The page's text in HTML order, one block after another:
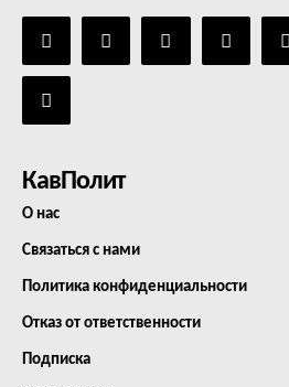
КавПолит
О нас
Связаться с нами
Политика конфиденциальности
Отказ от ответственности
Подписка